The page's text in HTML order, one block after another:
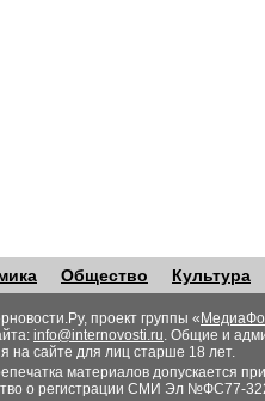
Общество Культура
проект группы «
info@internovosti.ru. Общие и
на сайте для лиц старше 18 лет.
материалов допускается
о регистрации СМИ Эл №ФС77-